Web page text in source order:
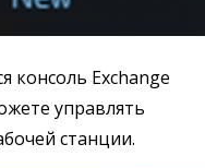
консоль Exchange
управлять
станции.